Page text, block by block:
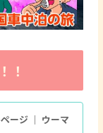
！
ージ ｜ ウーマ